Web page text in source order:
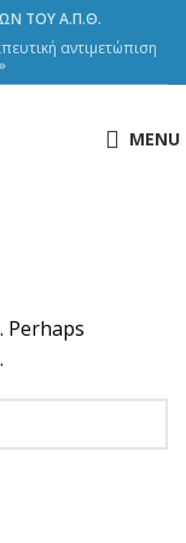
ΤΟΥ Α.Π.Θ.
αντιμετώπιση
MENU
Perhaps